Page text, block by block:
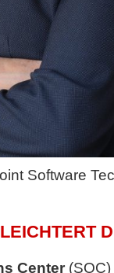
Software
Center